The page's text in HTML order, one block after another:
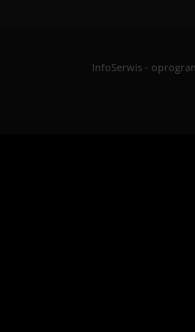
InfoSerwis-